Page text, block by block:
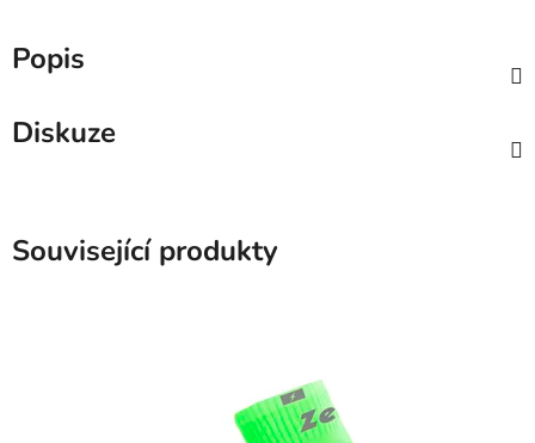
Popis
Diskuze
Související produkty